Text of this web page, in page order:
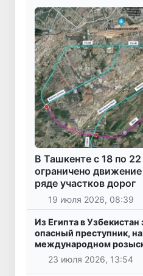
В Ташкенте с 18 по
ограничено
ряде участков дорог
19 июля 2026, 08:39
Из Египта в
опасный преступник,
международном
23 июля 2026, 13:54